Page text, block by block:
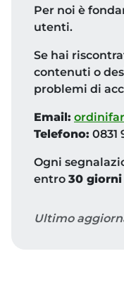
Per noi è
utenti.
Se hai
contenuti o
problemi di
Email:
Telefono: 0831
Ogni
entro 30
Ultimo